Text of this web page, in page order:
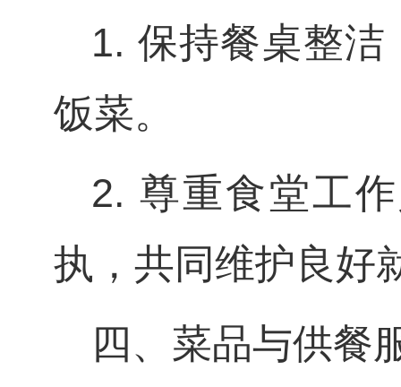
1. 保持餐桌整
饭菜。
2. 尊重食堂工
执，共同维护良好
四、菜品与供餐